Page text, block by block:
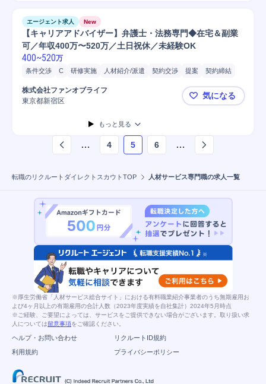
エージェント求人 New
【キャリアアドバイザー】弁護士・法務専門◆在宅＆副業
可／年収400万〜520万／土日祝休／未経験OK
400~520万
条件交渉 C 研修実施 人材紹介/派遣 契約交渉 提案
契約締結
アフターフォロー
ヒアリング
携帯電話/PC/PC周辺機器
営業 販売
株式会社ファンオブライフ
東京都新宿区
【キャリア
気になる
もっと見る
… 4 5 6 …
ページ5 を表示しています
転職のリクルートダイレクトスカウトTOP 人材サービス専門職の求人一覧
※厚生労働省「人材サービス総合サイト」における有料職業紹介事業者のうち無期雇用お
よび4ヶ月以上の有期雇用の合計人数（2023年度実績を自社集計）2024年5月時点
※ご経験、ご要望によっては、サービスをご提供できない場合がございます。取り扱い求
人については留意事項をご確認ください。
ヘルプ・お問い合わせ
リクルートID規約
利用規約
プライバシーポリシー